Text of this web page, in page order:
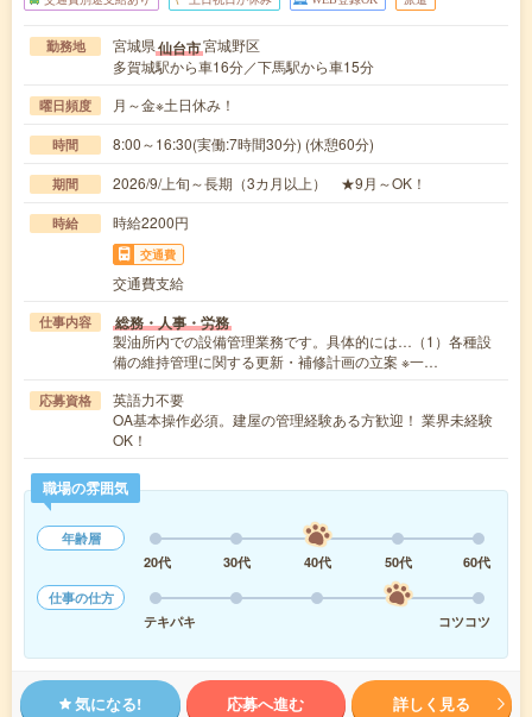
勤務地 宮城県仙台市宮城野区
多賀城駅から車16分／下馬駅から車15分
曜日頻度 月～金※土日休み！
時間 8:00～16:30(実働:7時間30分) (休憩60分)
期間 2026/9/上旬～長期（3カ月以上） ★9月～OK！
時給 時給2200円
交通費
交通費支給
仕事内容 総務・人事・労務
製油所内での設備管理業務です。具体的には…（1）各種設
備の維持管理に関する更新・補修計画の立案 ※一…
応募資格
英語力不要
OA基本操作必須。建屋の管理経験ある方歓迎！ 業界未経験
OK！
職場の雰囲気
年齢層
20代
30代 40代 50代
60代
仕事の仕方
テキパキ
コツコツ
気になる! 応募へ進む 詳しく見る